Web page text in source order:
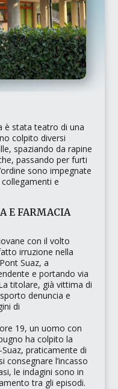
è stata teatro di una
colpito diversi
spaziando da rapine
passando per furti
sono impegnate
e
E FARMACIA
con il volto
irruzione nella
Suaz, a
e portando via
titolare, già vittima di
denuncia e
di
19, un uomo con
ha colpito la
praticamente di
l’incasso
le indagini sono in
tra gli episodi.